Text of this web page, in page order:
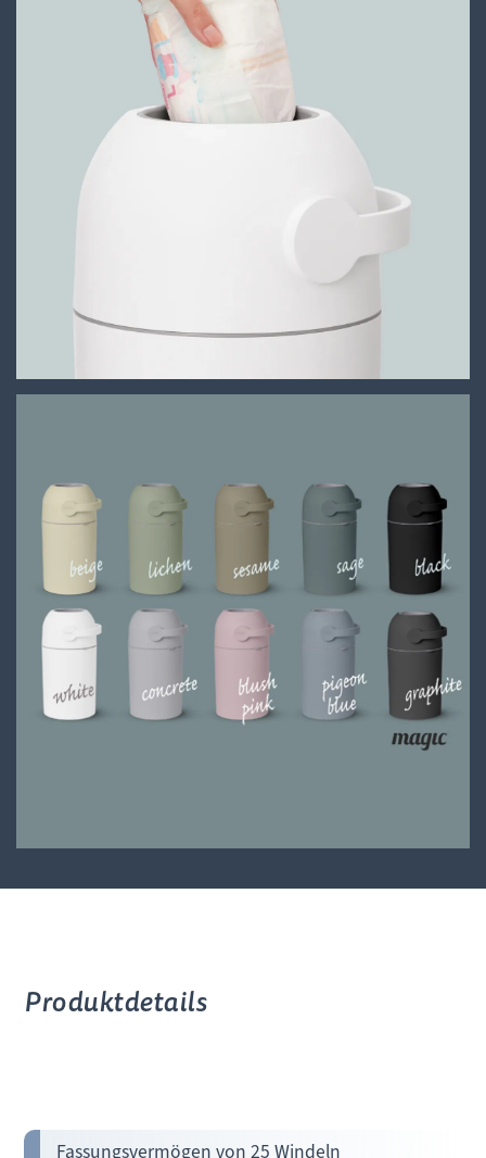
Produktdetails
Fassungsvermögen von 25 Windeln